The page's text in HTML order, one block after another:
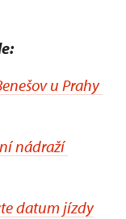
u Prahy
nádraží
datum jízdy